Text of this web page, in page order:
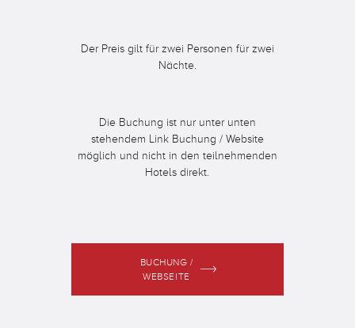
Der Preis gilt für zwei Personen für zwei
Nächte.
Die Buchung ist nur unter unten
stehendem Link Buchung / Website
möglich und nicht in den teilnehmenden
Hotels direkt.
BUCHUNG /
WEBSEITE